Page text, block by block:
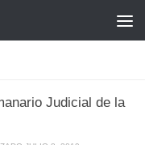
Judicial de la